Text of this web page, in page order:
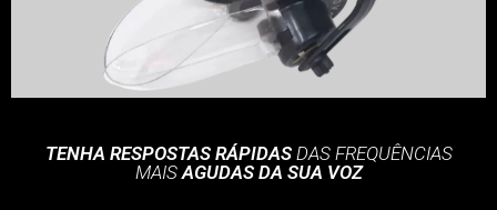
TENHA RESPOSTAS RÁPIDASDAS FREQUÊNCIAS
MAISAGUDAS DA SUA VOZ